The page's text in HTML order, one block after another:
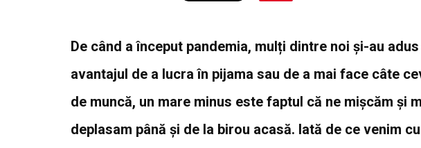
De când a început pandemia, mulți dintre noi și-au
avantajul de a lucra în pijama sau de a mai face câte
de muncă, un mare minus este faptul că ne mișcăm și
deplasam până și de la birou acasă. Iată de ce venim